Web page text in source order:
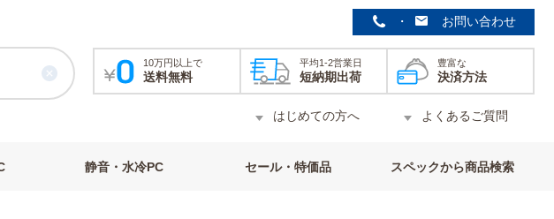
・ お問い合わせ
10万円以上で
送料無料
平均1-2営業日
短納期出荷
豊富な
決済方法
はじめての方へ よくあるご質問
静音・水冷PC セール・特価品 スペックから商品検索